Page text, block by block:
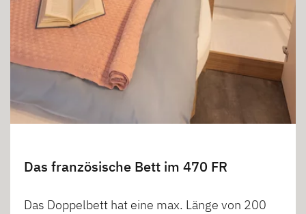
Das französische Bett im 470 FR
Das Doppelbett hat eine max. Länge von 200